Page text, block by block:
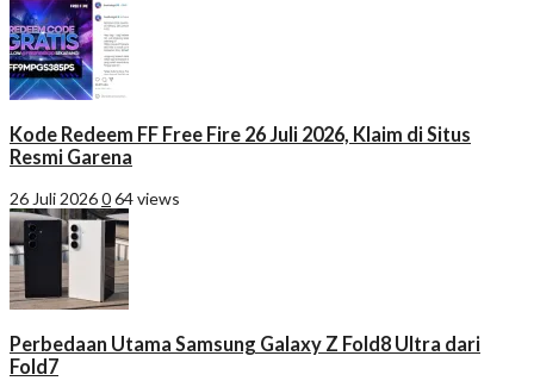
Kode Redeem FF Free Fire 26 Juli 2026, Klaim di Situs
Resmi Garena
26 Juli 2026064 views
Perbedaan Utama Samsung Galaxy Z Fold8 Ultra dari
Fold7